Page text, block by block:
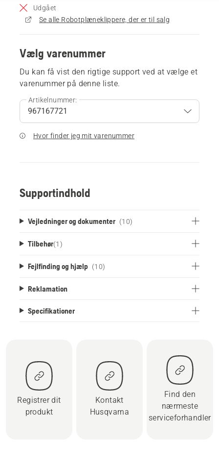
Udgået
Se alle Robotplæneklippere, der er til salg
Vælg varenummer
Du kan få vist den rigtige support ved at vælge et
varenummer på denne liste.
Artikelnummer:
Hvor finder jeg mit varenummer
Supportindhold
Vejledninger og dokumenter (10)
Tilbehør(1 )
Fejlfinding og hjælp (10)
Reklamation
Specifikationer
Registrer dit
produkt
Kontakt
Husqvarna
Find den
nærmeste
serviceforhandler